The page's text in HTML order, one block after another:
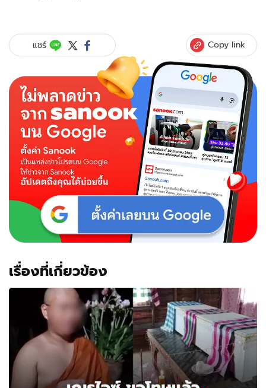
แชร์ Copy link
เรื่องที่เกี่ยวข้อง